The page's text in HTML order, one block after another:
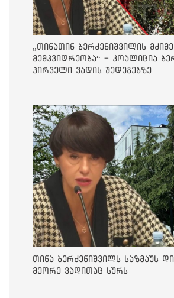
„თინათინ ბერძენიშვილის მძიმე
მემკვიდრეობა“ - კოალიცია
პირველი ვადის შედეგებზე
თინა ბერძენიშვილს საზმაუს
მეორე ვადითაც სურს